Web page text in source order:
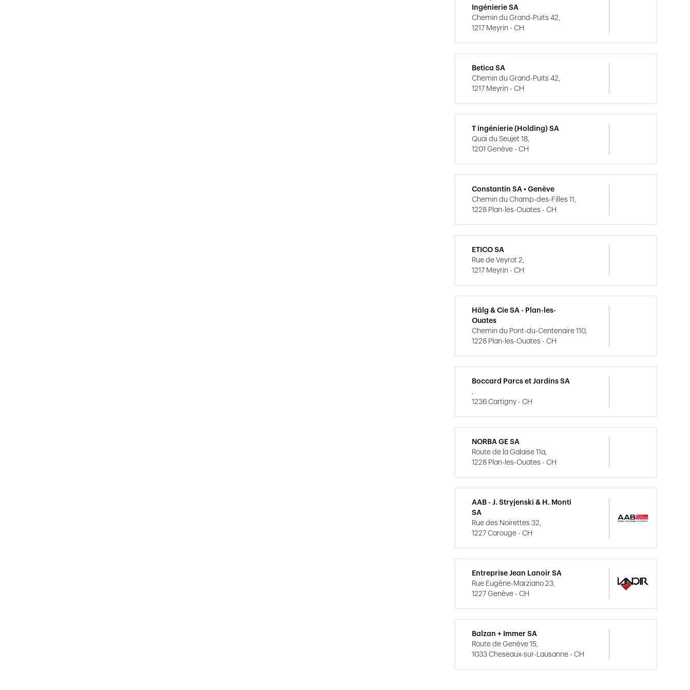
Ingénierie SA
Chemin du Grand-Puits 42,
1217 Meyrin - CH
Betica SA
Chemin du Grand-Puits 42,
1217 Meyrin - CH
T ingénierie (Holding) SA
Quai du Seujet 18,
1201 Genève - CH
Constantin SA • Genève
Chemin du Champ-des-Filles 11,
1228 Plan-les-Ouates - CH
ETICO SA
Rue de Veyrot 2,
1217 Meyrin - CH
Hälg & Cie SA - Plan-les-
Ouates
Chemin du Pont-du-Centenaire 110,
1228 Plan-les-Ouates - CH
Boccard Parcs et Jardins SA
,
1236 Cartigny - CH
NORBA GE SA
Route de la Galaise 11a,
1228 Plan-les-Ouates - CH
AAB - J. Stryjenski & H. Monti
SA
Rue des Noirettes 32,
1227 Carouge - CH
Entreprise Jean Lanoir SA
Rue Eugène-Marziano 23,
1227 Genève - CH
Balzan + Immer SA
Route de Genève 15,
1033 Cheseaux-sur-Lausanne - CH